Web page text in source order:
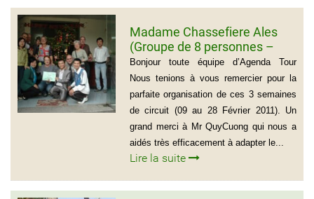
Madame Chassefiere Ales
(Groupe de 8 personnes –
Voyage du Nord au Sud
Vietnam)
Bonjour toute équipe d’Agenda Tour
Nous tenions à vous remercier pour la
parfaite organisation de ces 3 semaines
de circuit (09 au 28 Février 2011). Un
grand merci à Mr QuyCuong qui nous a
aidés très efficacement à adapter le...
Lire la suite